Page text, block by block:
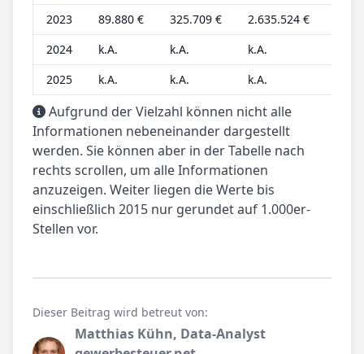
2023
89.880 € 325.709 € 2.635.524 €
2024
k.A. k.A. k.A.
2025
k.A. k.A. k.A.
Aufgrund der Vielzahl können nicht alle
Informationen nebeneinander dargestellt
werden. Sie können aber in der Tabelle nach
rechts scrollen, um alle Informationen
anzuzeigen. Weiter liegen die Werte bis
einschließlich 2015 nur gerundet auf 1.000er-
Stellen vor.
Dieser Beitrag wird betreut von:
Matthias Kühn, Data-Analyst